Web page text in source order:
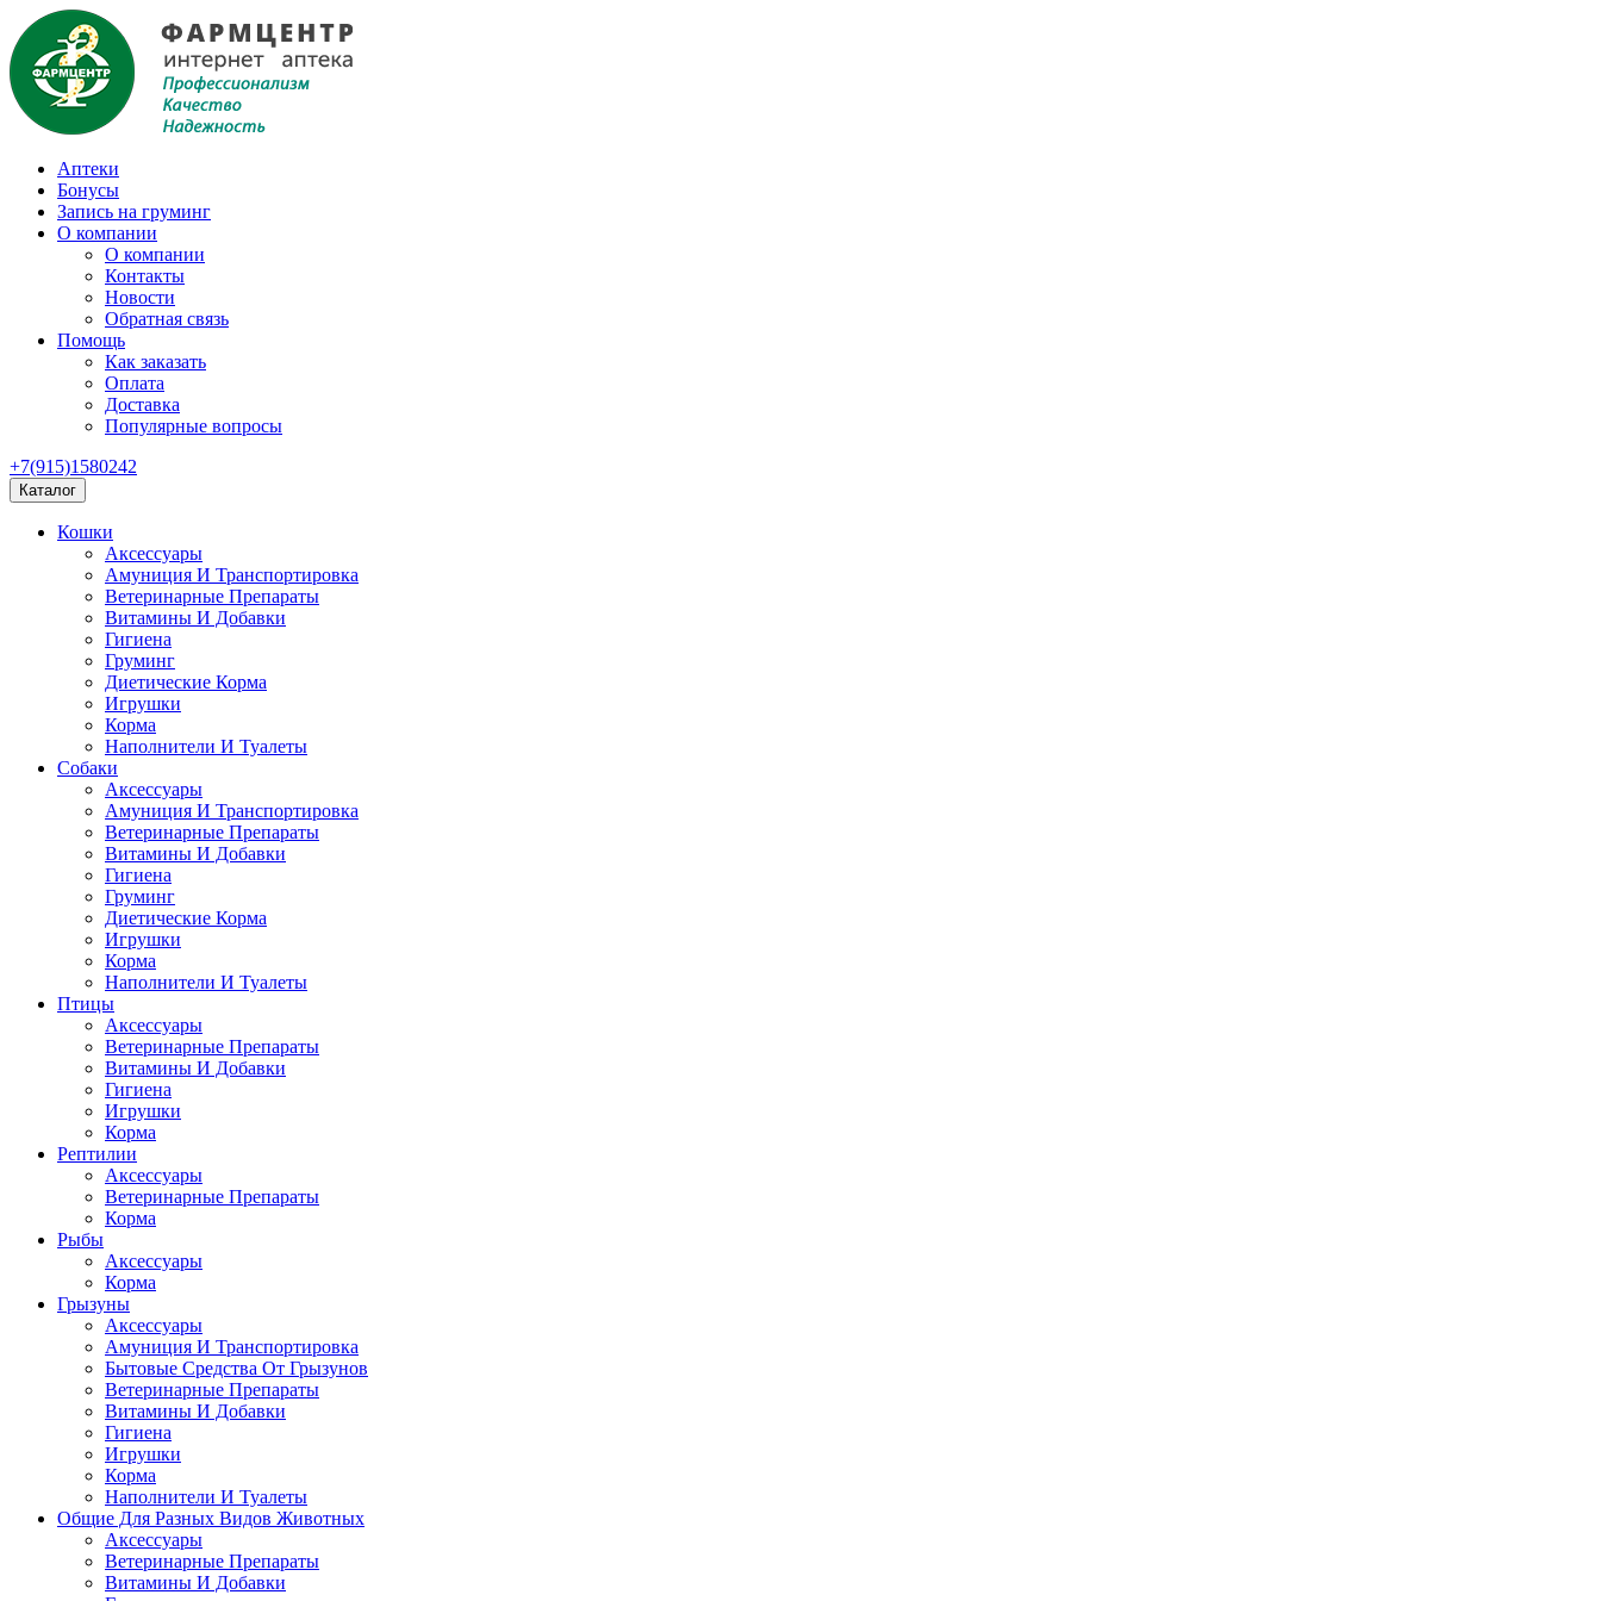
Аптеки
Бонусы
Запись на груминг
О компании
О компании
Контакты
Новости
Обратная связь
Помощь
Как заказать
Оплата
Доставка
Популярные вопросы
+7(915)1580242
Каталог
Кошки
Аксессуары
Амуниция И Транспортировка
Ветеринарные Препараты
Витамины И Добавки
Гигиена
Груминг
Диетические Корма
Игрушки
Корма
Наполнители И Туалеты
Собаки
Аксессуары
Амуниция И Транспортировка
Ветеринарные Препараты
Витамины И Добавки
Гигиена
Груминг
Диетические Корма
Игрушки
Корма
Наполнители И Туалеты
Птицы
Аксессуары
Ветеринарные Препараты
Витамины И Добавки
Гигиена
Игрушки
Корма
Рептилии
Аксессуары
Ветеринарные Препараты
Корма
Рыбы
Аксессуары
Корма
Грызуны
Аксессуары
Амуниция И Транспортировка
Бытовые Средства От Грызунов
Ветеринарные Препараты
Витамины И Добавки
Гигиена
Игрушки
Корма
Наполнители И Туалеты
Общие Для Разных Видов Животных
Аксессуары
Ветеринарные Препараты
Витамины И Добавки